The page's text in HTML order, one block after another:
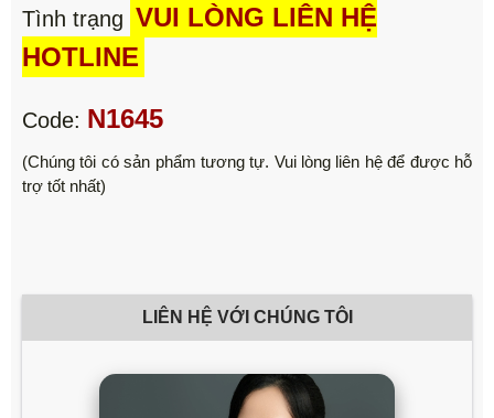
Tình trạng VUI LÒNG LIÊN HỆ
HOTLINE
Code: N1645
(Chúng tôi có sản phẩm tương tự. Vui lòng liên hệ để được hỗ
trợ tốt nhất)
LIÊN HỆ VỚI CHÚNG TÔI